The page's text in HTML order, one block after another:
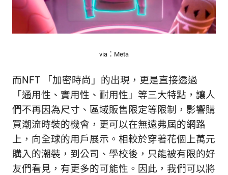
via：Meta
而NFT 「加密時尚」的出現，更是直接透過
「通用性、實用性、耐用性」等三大特點，讓人
們不再因為尺寸、區域販售限定等限制，影響購
買潮流時裝的機會，更可以在無遠弗屆的網路
上，向全球的用戶展示。相較於穿著花個上萬元
購入的潮裝，到公司、學校後，只能被有限的好
友們看見，有更多的可能性。因此，我們可以將